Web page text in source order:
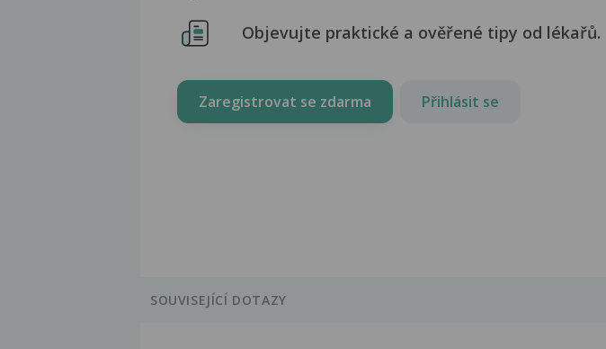
Objevujte praktické a ověřené tipy od lékařů.
Zaregistrovat se zdarma Přihlásit se
SOUVISEJÍCÍ DOTAZY